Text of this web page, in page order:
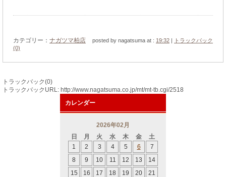
カテゴリー： ナガツマ柏店 posted by nagatsuma at : 19:32 |
トラックバック
(0)
トラックバック(0)
トラックバックURL: http://www.nagatsuma.co.jp/mt/mt-tb.cgi/2518
カレンダー
2026年02月
日
月 火 水 木 金
土
1
2 3 4 5 6
7
8
9 10 11 12 13
14
15
16 17 18 19 20
21